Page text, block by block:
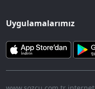
Uygulamalarımız